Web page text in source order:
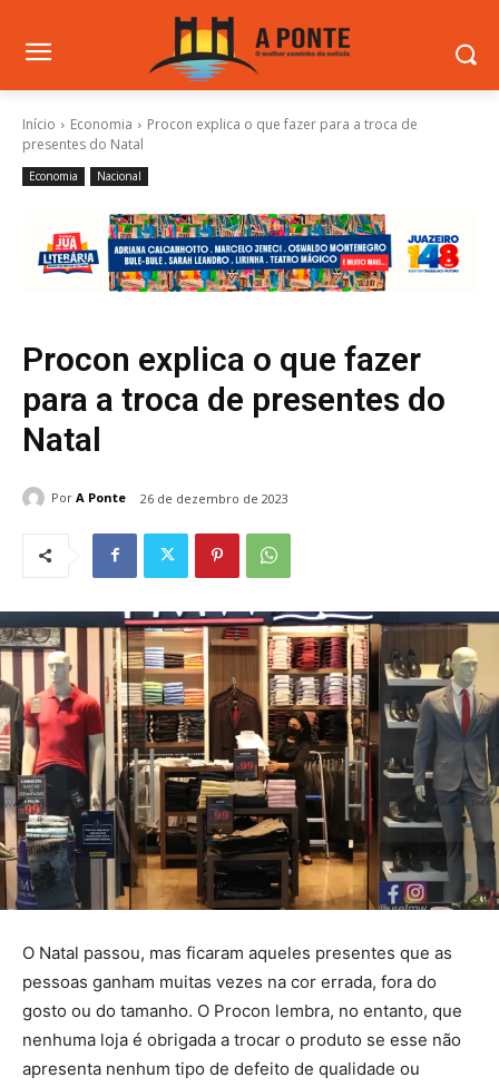
Início Economia
Procon explica o que fazer para a troca de
presentes do Natal
Economia Nacional
Procon explica o que fazer
para a troca de presentes do
Natal
Por A Ponte 26 de dezembro de 2023
O Natal passou, mas ficaram aqueles presentes que as
pessoas ganham muitas vezes na cor errada, fora do
gosto ou do tamanho. O Procon lembra, no entanto, que
nenhuma loja é obrigada a trocar o produto se esse não
apresenta nenhum tipo de defeito de qualidade ou